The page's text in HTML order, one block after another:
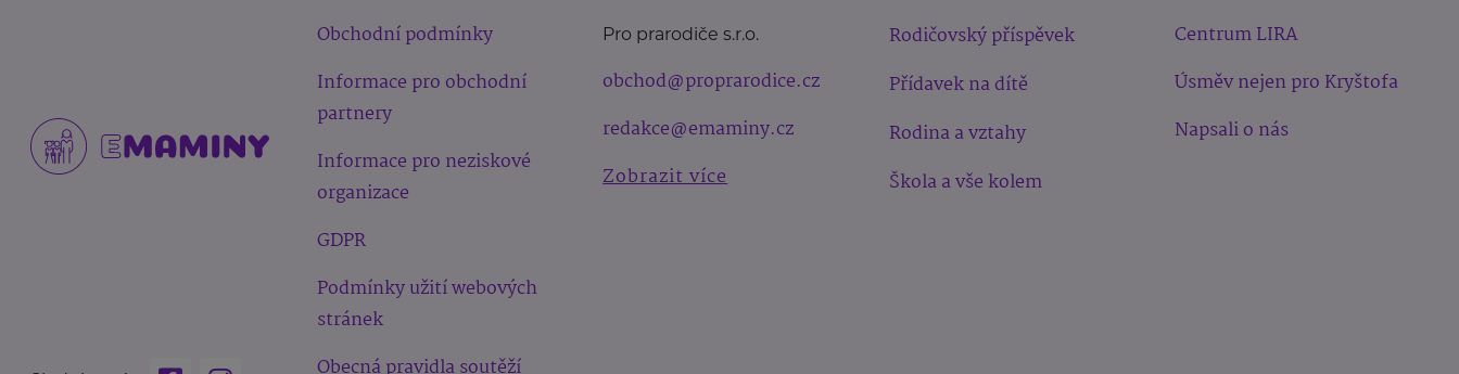
Obchodní podmínky
Informace pro obchodní
partnery
Informace pro neziskové
organizace
GDPR
Podmínky užití webových
stránek
Obecná pravidla soutěží
Pro prarodiče s.r.o.
obchod@proprarodice.cz
redakce@emaminy.cz
Zobrazit více
Rodičovský příspěvek
Přídavek na dítě
Rodina a vztahy
Škola a vše kolem
Centrum LIRA
Úsměv nejen pro Kryštofa
Napsali o nás